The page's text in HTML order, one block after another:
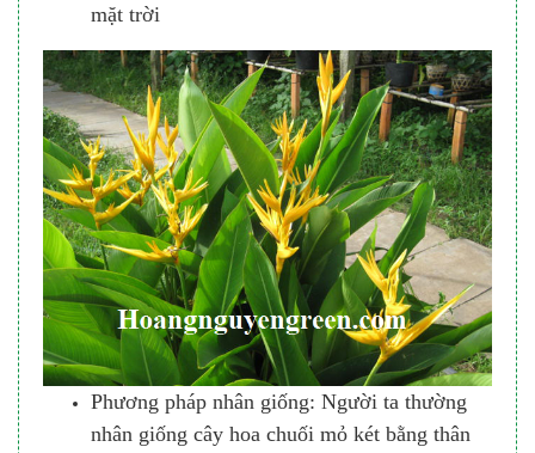
mặt trời
Phương pháp nhân giống: Người ta thường
nhân giống cây hoa chuối mỏ két bằng thân